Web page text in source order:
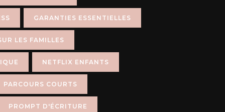
GARANTIES ESSENTIELLES
LES FAMILLES
NETFLIX ENFANTS
PARCOURS COURTS
PROMPT D'ÉCRITURE